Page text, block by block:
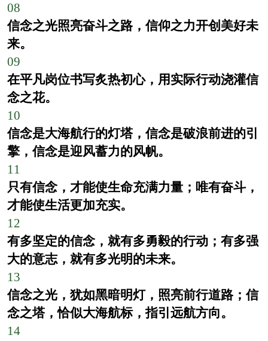
08
信念之光照亮奋斗之路，信仰之力开创美好未
来。
09
在平凡岗位书写炙热初心，用实际行动浇灌信
念之花。
10
信念是大海航行的灯塔，信念是破浪前进的引
擎，信念是迎风蓄力的风帆。
11
只有信念，才能使生命充满力量；唯有奋斗，
才能使生活更加充实。
12
有多坚定的信念，就有多勇毅的行动；有多强
大的意志，就有多光明的未来。
13
信念之光，犹如黑暗明灯，照亮前行道路；信
念之塔，恰似大海航标，指引远航方向。
14